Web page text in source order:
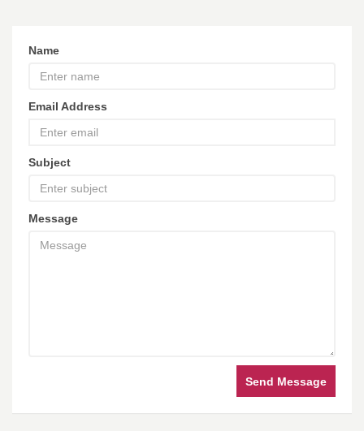
Name
Email Address
Subject
Message
Send Message